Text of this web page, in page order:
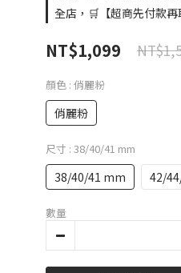
全店，🛒【超商先付款
NT$1,099
顏色 : 俏麗粉
俏麗粉
尺寸 : 38/40/41 mm
38/40/41 mm 42/
數量